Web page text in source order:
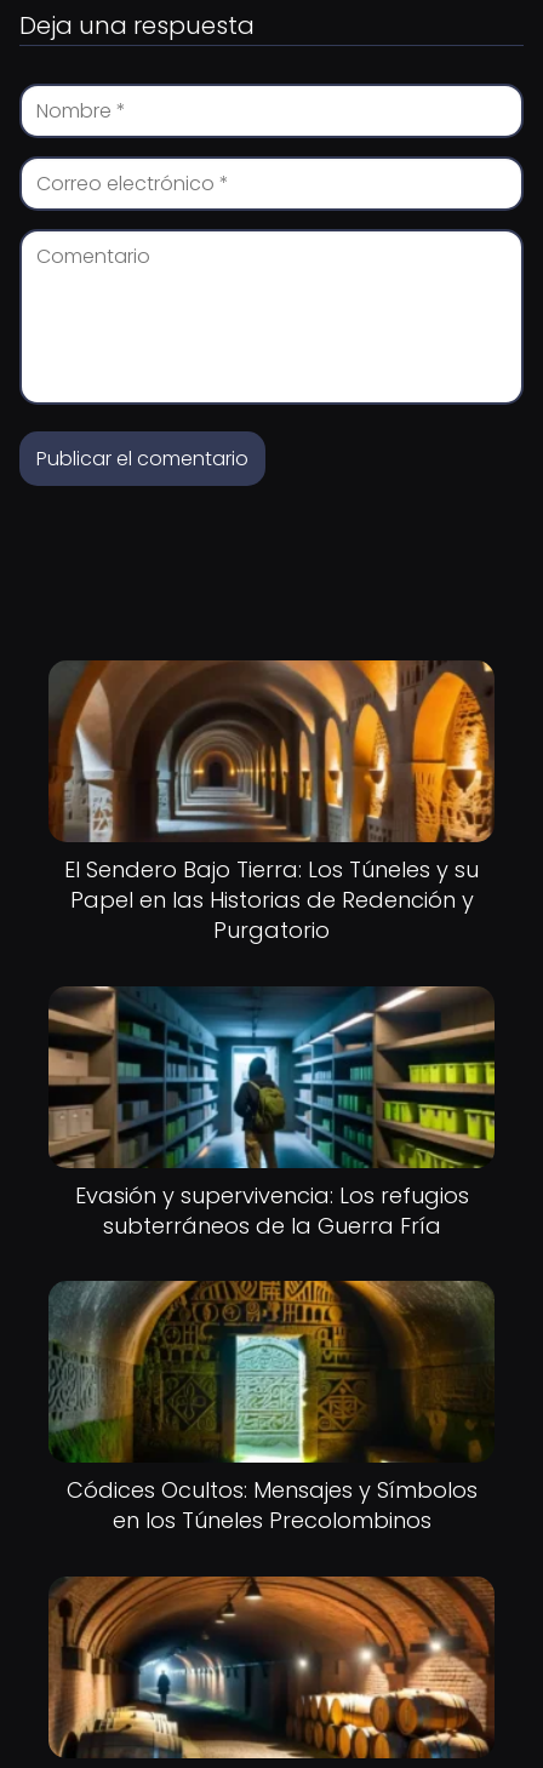
Deja una respuesta
El Sendero Bajo Tierra: Los Túneles y su
Papel en las Historias de Redención y
Purgatorio
Evasión y supervivencia: Los refugios
subterráneos de la Guerra Fría
Códices Ocultos: Mensajes y Símbolos
en los Túneles Precolombinos